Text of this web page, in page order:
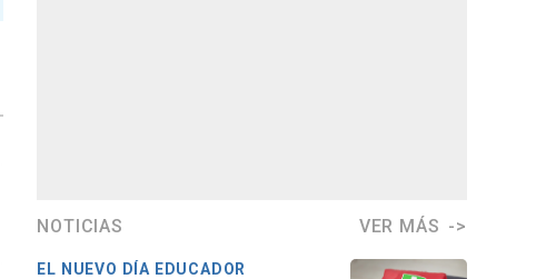
NOTICIAS VER MÁS
EL NUEVO DÍA EDUCADOR